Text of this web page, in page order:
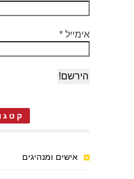
אימייל *
אישים ומנהיגים